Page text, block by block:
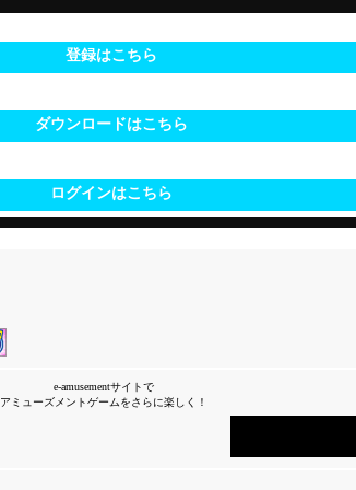
登録はこちら
ダウンロードはこちら
ログインはこちら
e-amusementサイトで
アミューズメントゲームをさらに楽しく！